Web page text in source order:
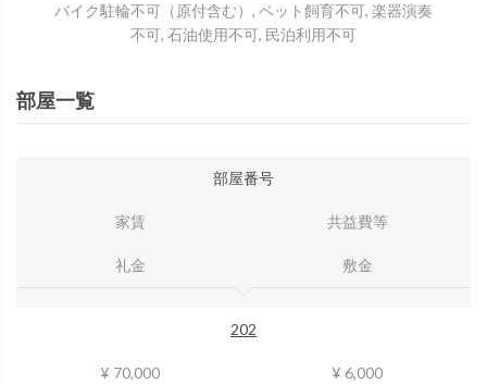
バイク駐輪不可（原付含む）, ペット飼育不可, 楽器演奏
不可, 石油使用不可, 民泊利用不可
部屋一覧
部屋番号
家賃 共益費等
礼金 敷金
202
¥ 70,000 ¥ 6,000